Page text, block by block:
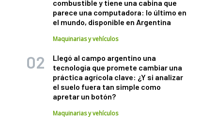
combustible y tiene una cabina que
parece una computadora: lo último en
el mundo, disponible en Argentina
Maquinarias y vehículos
Llegó al campo argentino una
tecnología que promete cambiar una
práctica agrícola clave: ¿Y si analizar
el suelo fuera tan simple como
apretar un botón?
Maquinarias y vehículos